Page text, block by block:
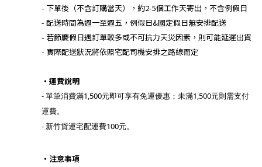
- 下單後（不含訂購當天），約2-5個工作天寄出，不含例假日
- 配送時間為週一至週五，例假日&國定假日無安排配送
- 若節慶假日遇訂單較多或不可抗力天災因素，則可能延遲出貨
- 實際配送狀況將依照宅配司機安排之路線而定
・運費說明
- 單筆消費滿1,500元即可享有免運優惠；未滿1,500元則需支付
運費。
- 新竹貨運宅配運費100元。
・注意事項